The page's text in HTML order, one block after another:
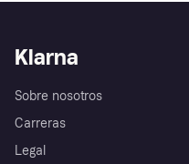
Klarna
Sobre nosotros
Carreras
Legal